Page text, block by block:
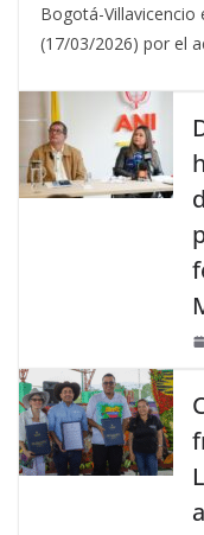
Bogotá-Villavicencio
(17/03/2026) por el